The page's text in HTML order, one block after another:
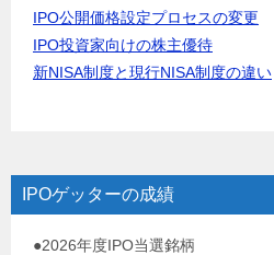
IPO公開価格設定プロセスの変更
IPO投資家向けの株主優待
新NISA制度と現行NISA制度の違い
IPOゲッターの成績
●2026年度IPO当選銘柄